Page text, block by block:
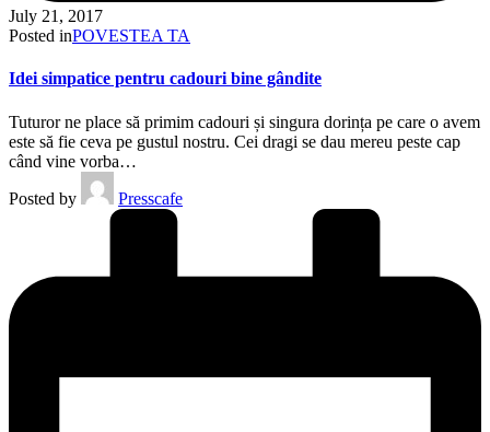
July 21, 2017
Posted inPOVESTEA TA
Idei simpatice pentru cadouri bine gândite
Tuturor ne place să primim cadouri și singura dorința pe care o avem
este să fie ceva pe gustul nostru. Cei dragi se dau mereu peste cap
când vine vorba…
Posted by
Presscafe